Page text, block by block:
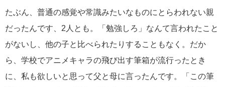
たぶん、普通の感覚や常識みたいなものにとらわれない親
だったんです、2人とも。「勉強しろ」なんて言われたこと
がないし、他の子と比べられたりすることもなく。だか
ら、学校でアニメキャラの飛び出す筆箱が流行ったとき
に、私も欲しいと思って父と母に言ったんです。「この筆